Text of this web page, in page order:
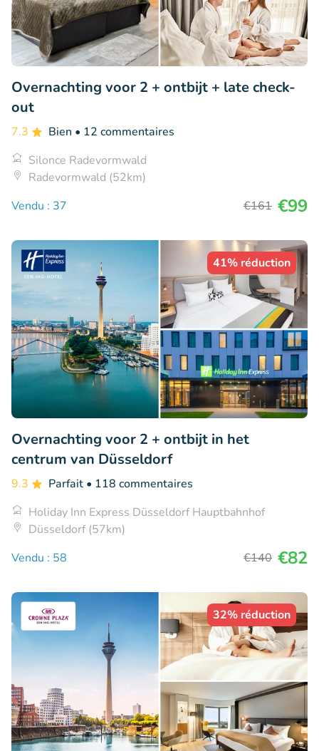
Overnachting voor 2 + ontbijt + late check-
out
7.3 Bien • 12 commentaires
Silonce Radevormwald
Radevormwald (52km)
Vendu : 37
€161 €99
41% réduction
Overnachting voor 2 + ontbijt in het
centrum van Düsseldorf
9.3 Parfait • 118 commentaires
Holiday Inn Express Düsseldorf Hauptbahnhof
Düsseldorf (57km)
Vendu : 58
€140 €82
32% réduction